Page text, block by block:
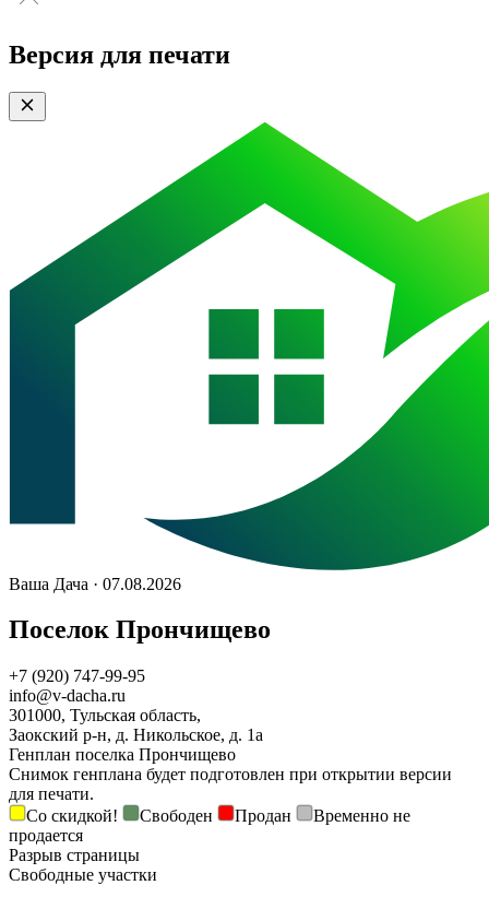
Версия для печати
Ваша Дача · 07.08.2026
Поселок Прончищево
+7 (920) 747-99-95
info@v-dacha.ru
301000, Тульская область,
Заокский р-н, д. Никольское, д. 1а
Генплан поселка Прончищево
Снимок генплана будет подготовлен при открытии версии
для печати.
Со скидкой!
Свободен Продан
Временно не
продается
Разрыв страницы
Свободные участки